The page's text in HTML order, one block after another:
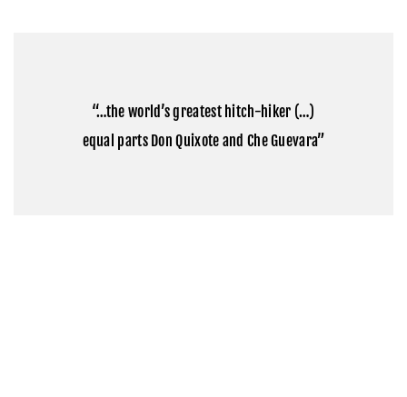
del
Tibet
campamento
base
Everest
“…the world’s greatest hitch-hiker (…)
equal parts Don Quixote and Che Guevara”